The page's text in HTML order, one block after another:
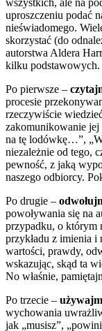
wszystkich, ale na
uproszczeniu podać
nieświadomego.
skorzystać (do
autorstwa Aldera
kilku podstawowych.
Po pierwsze –
procesie
rzeczywiście
zakomunikowanie jej
na tę lodówkę…”,
niezależnie od tego,
pewność, z jaką
naszego odbiorcy.
Po drugie –
powoływania się na
przypadku, o którym
przykładu z imienia
wartości, prawdy,
wskazując, skąd ta
No właśnie,
Po trzecie –
wychowania
jak „musisz”,